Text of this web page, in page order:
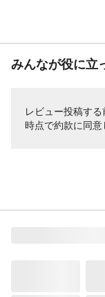
みんなが役に立
レビュー投稿す
時点で約款に同意